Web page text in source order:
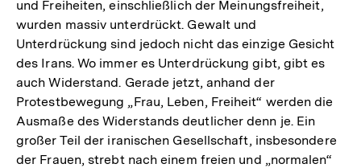
und Freiheiten, einschließlich der Meinungsfreiheit,
wurden massiv unterdrückt. Gewalt und
Unterdrückung sind jedoch nicht das einzige Gesicht
des Irans. Wo immer es Unterdrückung gibt, gibt es
auch Widerstand. Gerade jetzt, anhand der
Protestbewegung „Frau, Leben, Freiheit“ werden die
Ausmaße des Widerstands deutlicher denn je. Ein
großer Teil der iranischen Gesellschaft, insbesondere
der Frauen, strebt nach einem freien und „normalen“